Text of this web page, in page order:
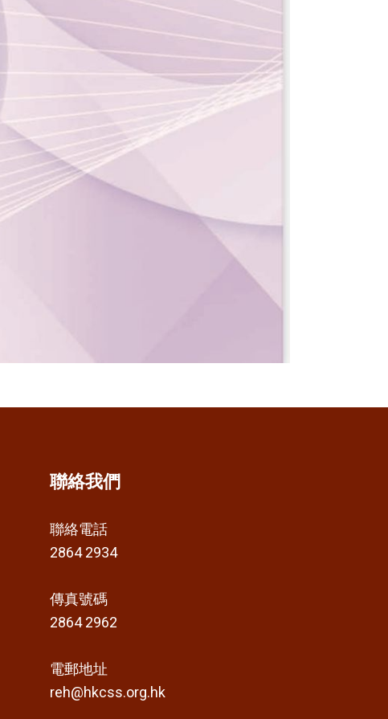
聯絡我們
聯絡電話
2864 2934
傳真號碼
2864 2962
電郵地址
reh@hkcss.org.hk